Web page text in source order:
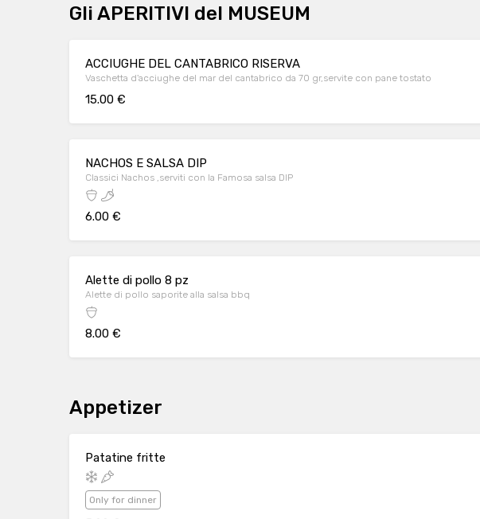
Gli APERITIVI del MUSEUM
ACCIUGHE DEL CANTABRICO RISERVA
Vaschetta d'acciughe del mar del cantabrico da 70 gr,servite con pane tostato
15.00 €
NACHOS E SALSA DIP
Classici Nachos ,serviti con la Famosa salsa DIP
6.00 €
Alette di pollo 8 pz
Alette di pollo saporite alla salsa bbq
8.00 €
Appetizer
Patatine fritte
Only for dinner